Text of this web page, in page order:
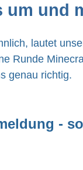
um und
lautet
Runde
genau richtig.
-